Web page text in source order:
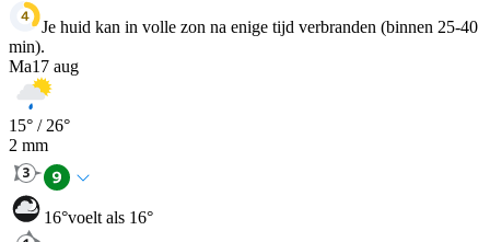
Je huid kan in volle zon na enige tijd verbranden (binnen 25-40
min).
Ma17 aug
15° / 26°
2 mm
16°voelt als 16°